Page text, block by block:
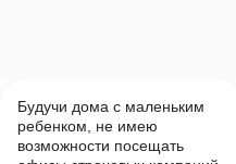
Будучи дома с маленьким
ребенком, не имею
возможности посещать